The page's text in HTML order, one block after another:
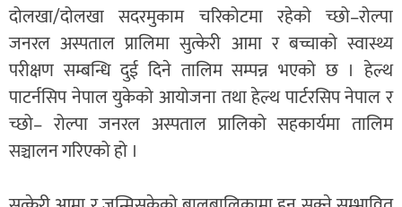
दोलखा/दोलखा सदरमुकाम चरिकोटमा रहेको च्छो–रोल्पा
जनरल अस्पताल प्रालिमा सुत्केरी आमा र बच्चाको स्वास्थ्य
परीक्षण सम्बन्धि दुई दिने तालिम सम्पन्न भएको छ । हेल्थ
पाटर्नसिप नेपाल युकेको आयोजना तथा हेल्थ पार्टरसिप नेपाल र
च्छो– रोल्पा जनरल अस्पताल प्रालिको सहकार्यमा तालिम
सञ्चालन गरिएको हो ।